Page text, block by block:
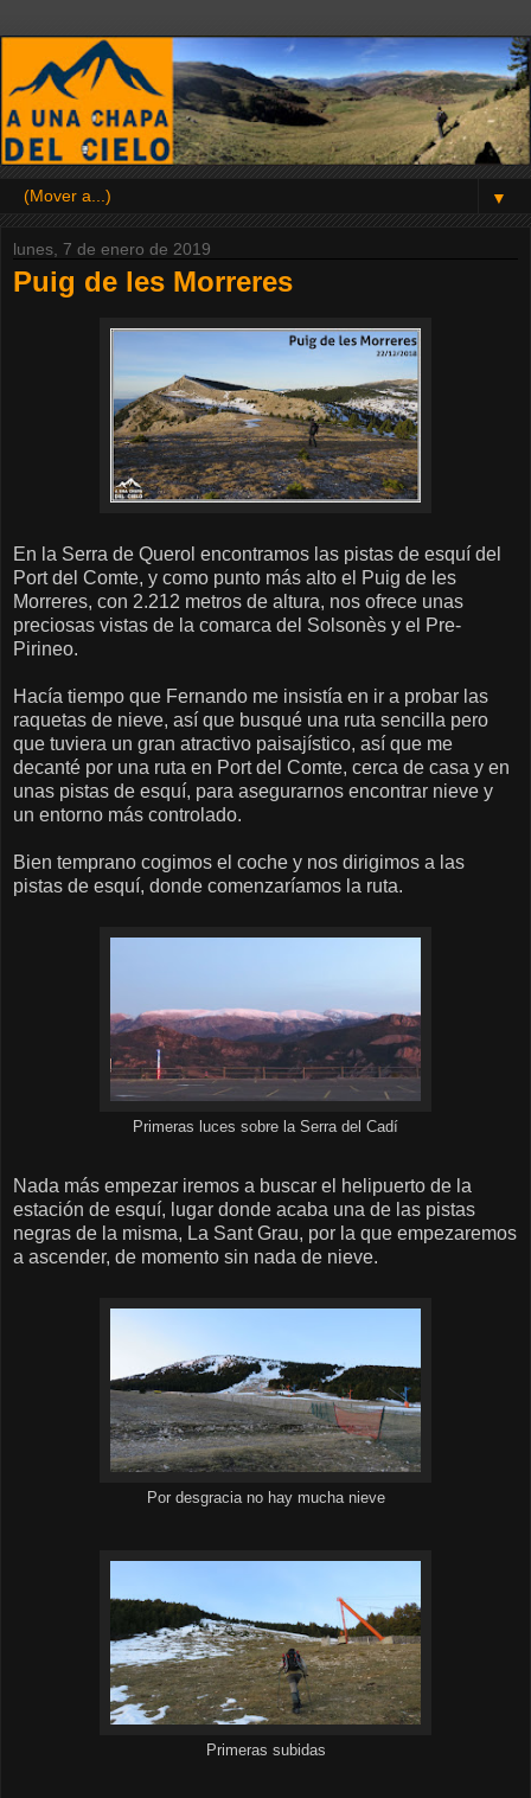
▼
lunes, 7 de enero de 2019
Puig de les Morreres
En la Serra de Querol encontramos las pistas de esquí del
Port del Comte, y como punto más alto el Puig de les
Morreres, con 2.212 metros de altura, nos ofrece unas
preciosas vistas de la comarca del Solsonès y el Pre-
Pirineo.
Hacía tiempo que Fernando me insistía en ir a probar las
raquetas de nieve, así que busqué una ruta sencilla pero
que tuviera un gran atractivo paisajístico, así que me
decanté por una ruta en Port del Comte, cerca de casa y en
unas pistas de esquí, para asegurarnos encontrar nieve y
un entorno más controlado.
Bien temprano cogimos el coche y nos dirigimos a las
pistas de esquí, donde comenzaríamos la ruta.
Primeras luces sobre la Serra del Cadí
Nada más empezar iremos a buscar el helipuerto de la
estación de esquí, lugar donde acaba una de las pistas
negras de la misma, La Sant Grau, por la que empezaremos
a ascender, de momento sin nada de nieve.
Por desgracia no hay mucha nieve
Primeras subidas